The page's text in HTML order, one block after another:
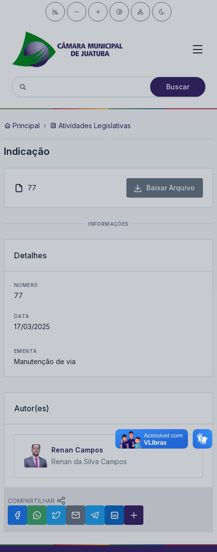
Buscar
Principal Atividades Legislativas
Indicação
77 Baixar Arquivo
INFORMAÇÕES
Detalhes
NÚMERO
77
DATA
17/03/2025
EMENTA
Manutenção de via
Autor(es)
Renan Campos
Renan da Silva Campos
COMPARTILHAR